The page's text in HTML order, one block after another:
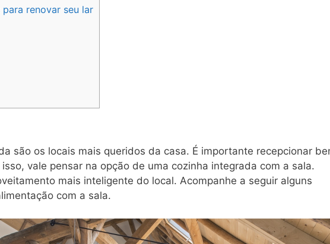
renovar seu lar
são os locais mais queridos da casa. É importante recepcionar
vale pensar na opção de uma cozinha integrada com a sala.
mais inteligente do local. Acompanhe a seguir alguns
com a sala.